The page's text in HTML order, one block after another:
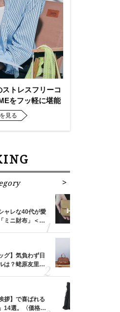
ストレスフリーコ
をフッ軽に堪能
見る
ャレな40代が愛
ミニ財布」＜ス
グ】気負わず日
は？蛯原友里さ
拶】で喜ばれる
14選。〈価格